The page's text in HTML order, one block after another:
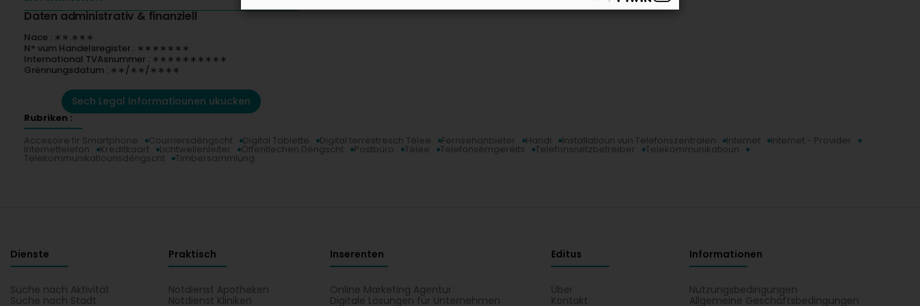
Daten administrativ & finanziell
Nace : ∗∗.∗∗∗
N° vum Handelsregister : ∗∗∗∗∗∗∗
International TVAsnummer : ∗∗∗∗∗∗∗∗∗∗
Grënnungsdatum : ∗∗/∗∗/∗∗∗∗
Sech Legal Informatiounen ukucken
Rubriken :
Accesoire fir Smartphone
Courriersdéngscht Digital Tablette Digital terrestresch Tëlee Fernsehanbieter Handi Installatioun vun Telefonszentralen Internet Internet - Provider
Internettelefon Kreditkaart Lichtwellenleiter Öffentlechen Déngscht Postbüro Tëlee Telefonsëmgeréits Telefonsnetzbetreiber Telekommunikatioun
Telekommunikatiounsdéngscht Timbersammlung
Dienste
Suche nach Aktivität
Suche nach Stadt
Praktisch
Notdienst Apotheken
Notdienst Kliniken
Inserenten
Online Marketing Agentur
Digitale Lösungen für Unternehmen
Editus
Über
Kontakt
Informationen
Nutzungsbedingungen
Allgemeine Geschäftsbedingungen